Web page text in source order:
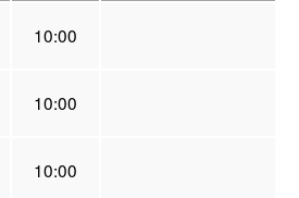
10:00
10:00
10:00